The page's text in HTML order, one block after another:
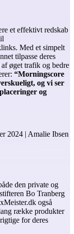
et effektivt redskab
Med et simpelt
tilpasse deres
øget trafik og bedre
“Morningscore
og vi ser
og
2024 | Amalie Ibsen
den private og
Bo Tranberg
også
række produkter
for deres